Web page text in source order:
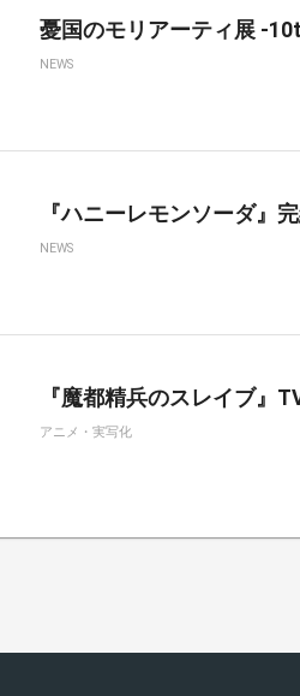
憂国のモリアーティ展 -
NEWS
『ハニーレモンソーダ』
NEWS
『魔都精兵のスレイブ』
アニメ・実写化